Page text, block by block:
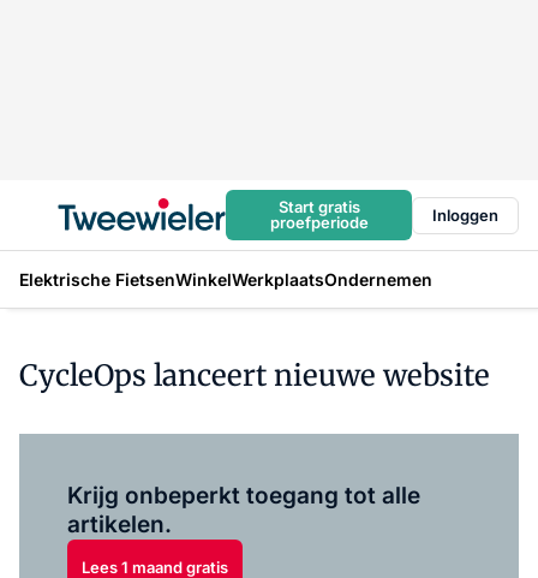
Start gratis
proefperiode
Inloggen
Elektrische FietsenWinkelWerkplaatsOndernemen
CycleOps lanceert nieuwe website
Krijg onbeperkt toegang tot alle
artikelen.
Lees 1 maand gratis